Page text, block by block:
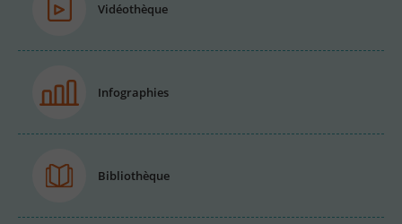
Vidéothèque
Infographies
Bibliothèque